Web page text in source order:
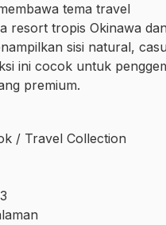
tema travel
resort tropis Okinawa dan
sisi natural,
ini cocok untuk
premium.
/ Travel Collection